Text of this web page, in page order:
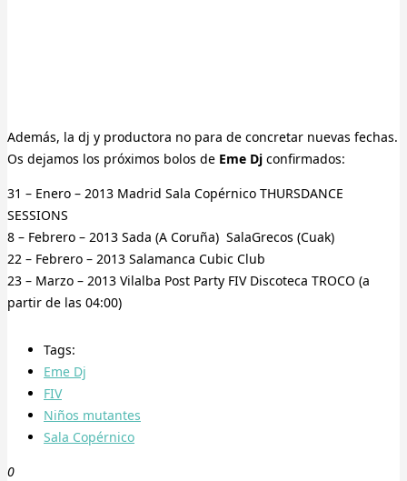
Además, la dj y productora no para de concretar nuevas fechas.
Os dejamos los próximos bolos de Eme Dj confirmados:
31 – Enero – 2013 Madrid Sala Copérnico THURSDANCE
SESSIONS
8 – Febrero – 2013 Sada (A Coruña) SalaGrecos (Cuak)
22 – Febrero – 2013 Salamanca Cubic Club
23 – Marzo – 2013 Vilalba Post Party FIV Discoteca TROCO (a
partir de las 04:00)
Tags:
Eme Dj
FIV
Niños mutantes
Sala Copérnico
0